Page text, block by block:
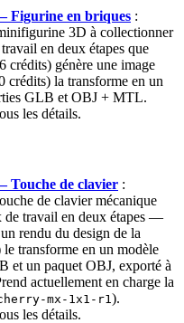
Figurine en briques :
3D à collectionner
en deux étapes que
crédits) génère une image
crédits) la transforme en un
GLB et OBJ + MTL.
les détails.
de clavier :
de clavier mécanique
de travail en deux étapes —
rendu du design de la
le transforme en un modèle
et un paquet OBJ, exporté à
actuellement en charge la
mx-1x1-r1 ).
les détails.